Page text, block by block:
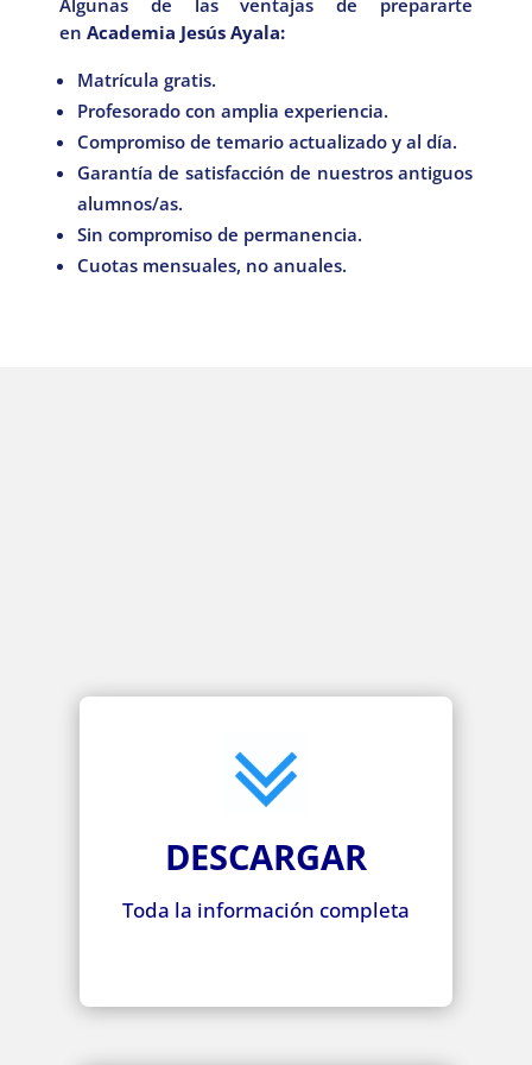
en Academia Jesús Ayala:
Matrícula gratis.
Profesorado con amplia experiencia.
Compromiso de temario actualizado y al día.
Garantía de satisfacción de nuestros antiguos
alumnos/as.
Sin compromiso de permanencia.
Cuotas mensuales, no anuales.
DESCARGAR
Toda la información completa